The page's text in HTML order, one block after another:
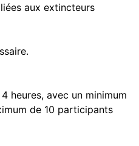
aux extincteurs
heures, avec un minimum
de 10 participants